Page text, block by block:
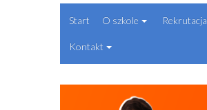
Start O szkole Rekrutacja
Kontakt